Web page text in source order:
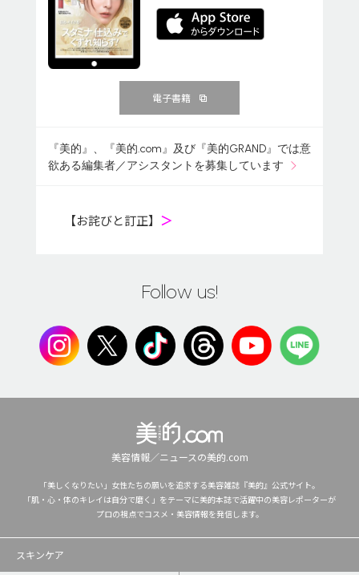
電子書籍
『美的』、『美的.com』及び『美的GRAND』では意
欲ある編集者／アシスタントを募集しています
【お詫びと訂正】 ＞
Follow us!
美容情報／ニュースの美的.com
「美しくなりたい」女性たちの願いを追求する美容雑誌『美的』公式サイト。
「肌・心・体のキレイは自分で磨く」をテーマに美的本誌で活躍中の美容レポーターが
プロの視点でコスメ・美容情報を発信します。
スキンケア